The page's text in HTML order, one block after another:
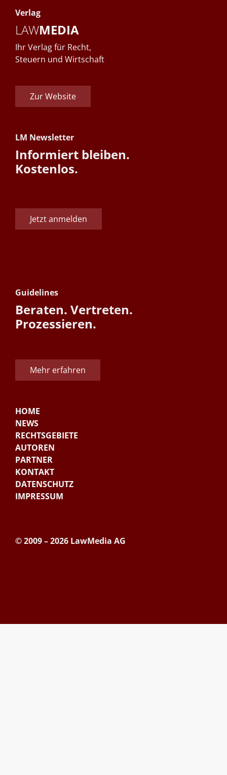
Verlag
LAWMEDIA
Ihr Verlag für Recht,
Steuern und Wirtschaft
Zur Website
LM Newsletter
Informiert bleiben.
Kostenlos.
Jetzt anmelden
Guidelines
Beraten. Vertreten.
Prozessieren.
Mehr erfahren
HOME
NEWS
RECHTSGEBIETE
AUTOREN
PARTNER
KONTAKT
DATENSCHUTZ
IMPRESSUM
© 2009 – 2026 LawMedia AG